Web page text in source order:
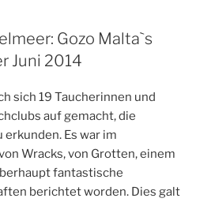
Gozo Malta`s
Juni 2014
sich 19 Taucherinnen und
auf gemacht, die
erkunden. Es war im
Wracks, von Grotten, einem
fantastische
berichtet worden. Dies galt